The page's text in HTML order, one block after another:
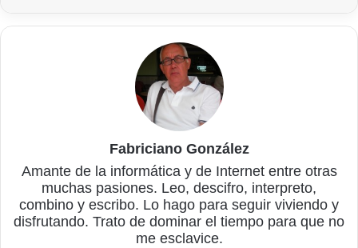
Fabriciano González
Amante de la informática y de Internet entre otras
muchas pasiones. Leo, descifro, interpreto,
combino y escribo. Lo hago para seguir viviendo y
disfrutando. Trato de dominar el tiempo para que no
me esclavice.